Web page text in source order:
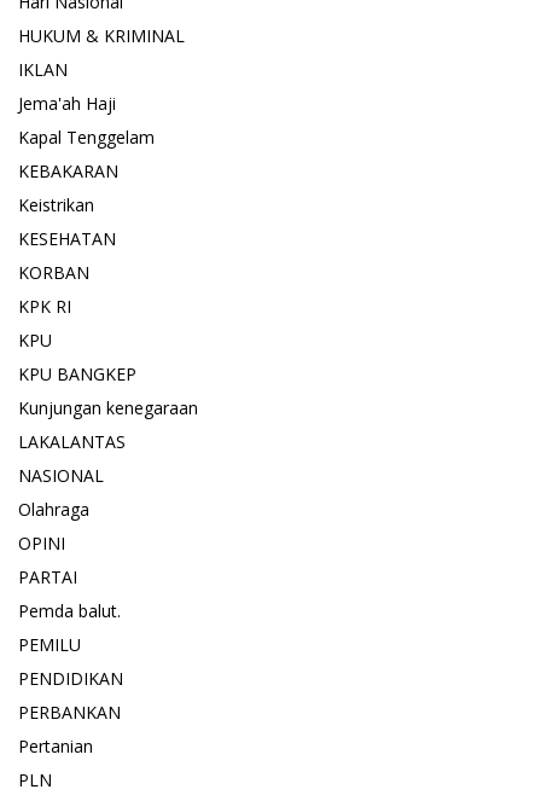
HUKUM & KRIMINAL
IKLAN
Jema'ah Haji
Kapal Tenggelam
KEBAKARAN
Keistrikan
KESEHATAN
KORBAN
KPK RI
KPU
KPU BANGKEP
Kunjungan kenegaraan
LAKALANTAS
NASIONAL
Olahraga
OPINI
PARTAI
Pemda balut.
PEMILU
PENDIDIKAN
PERBANKAN
Pertanian
PLN